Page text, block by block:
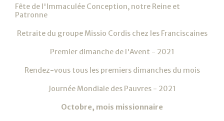
Fête de l'Immaculée Conception, notre Reine et
Patronne
Retraite du groupe Missio Cordis chez les Franciscaines
Premier dimanche de l'Avent - 2021
Rendez-vous tous les premiers dimanches du mois
Journée Mondiale des Pauvres - 2021
Octobre, mois missionnaire